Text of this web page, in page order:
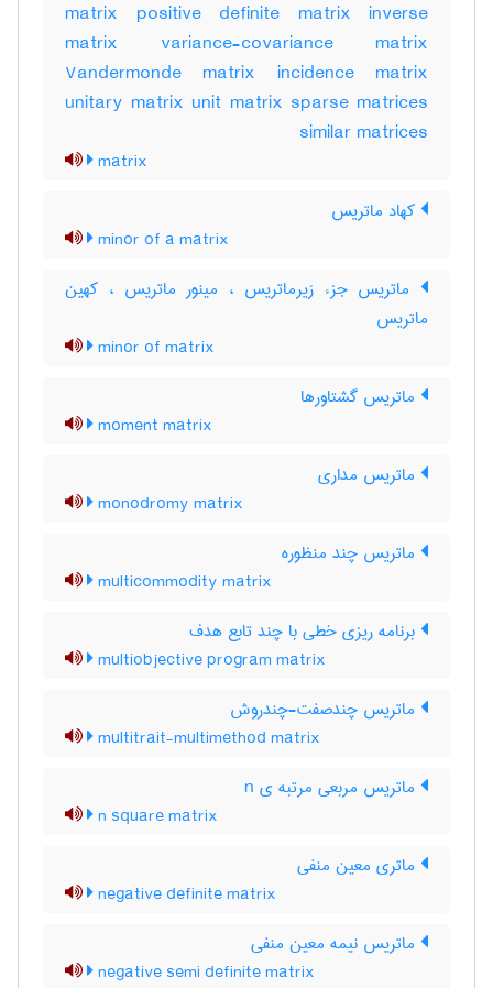
matrix positive definite matrix inverse
matrix variance-covariance matrix
Vandermonde matrix incidence matrix
unitary matrix unit matrix sparse matrices
similar matrices
matrix
کهاد ماتریس
minor of a matrix
ماتریس جزء زیرماتریس ، مینور ماتریس ، کهین
ماتریس
minor of matrix
ماتریس گشتاورها
moment matrix
ماتریس مداری
monodromy matrix
ماتریس چند منظوره
multicommodity matrix
برنامه ریزی خطی با چند تابع هدف
multiobjective program matrix
ماتریس چندصفت-چندروش
multitrait-multimethod matrix
ماتریس مربعی مرتبه ی n
n square matrix
ماتری معین منفی
negative definite matrix
ماتریس نیمه معین منفی
negative semi definite matrix